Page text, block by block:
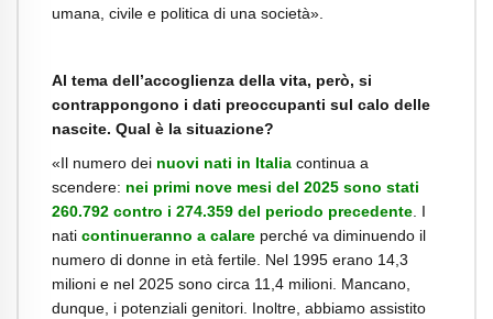
umana, civile e politica di una società».
Al tema dell’accoglienza della vita, però, si
contrappongono i dati preoccupanti sul calo delle
nascite. Qual è la situazione?
«Il numero dei nuovi nati in Italia continua a
scendere: nei primi nove mesi del 2025 sono stati
260.792 contro i 274.359 del periodo precedente . I
nati continueranno a calare perché va diminuendo il
numero di donne in età fertile. Nel 1995 erano 14,3
milioni e nel 2025 sono circa 11,4 milioni. Mancano,
dunque, i potenziali genitori. Inoltre, abbiamo assistito